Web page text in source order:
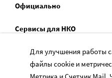
Официально
Сервисы для НКО
Спецпроекты
Социальное служение
Для улучшения работы
файлы cookie и